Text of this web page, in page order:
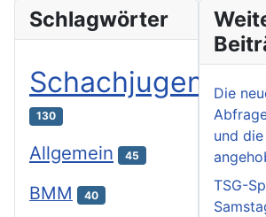
Schlagwörter
Schachjugend
130
Allgemein 45
BMM 40
Die
und
TSG-